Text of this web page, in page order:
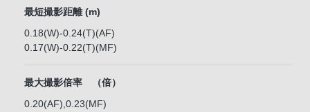
最短撮影距離 (m)
0.18(W)-0.24(T)(AF)
0.17(W)-0.22(T)(MF)
最大撮影倍率 （倍）
0.20(AF),0.23(MF)